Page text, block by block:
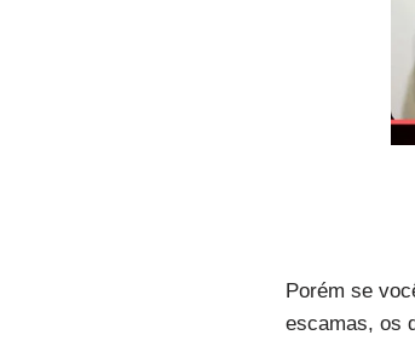
Porém se
escamas, os